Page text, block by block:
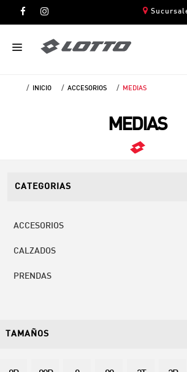
INICIO ACCESORIOS MEDIAS
MEDIAS
CATEGORIAS
ACCESORIOS
CALZADOS
PRENDAS
TAMAÑOS